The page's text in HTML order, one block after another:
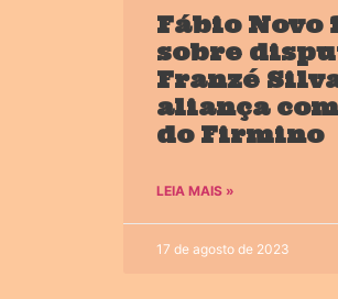
Fábio Novo
sobre
Franzé
aliança
do Firmino
LEIA MAIS »
17 de agosto de 2023